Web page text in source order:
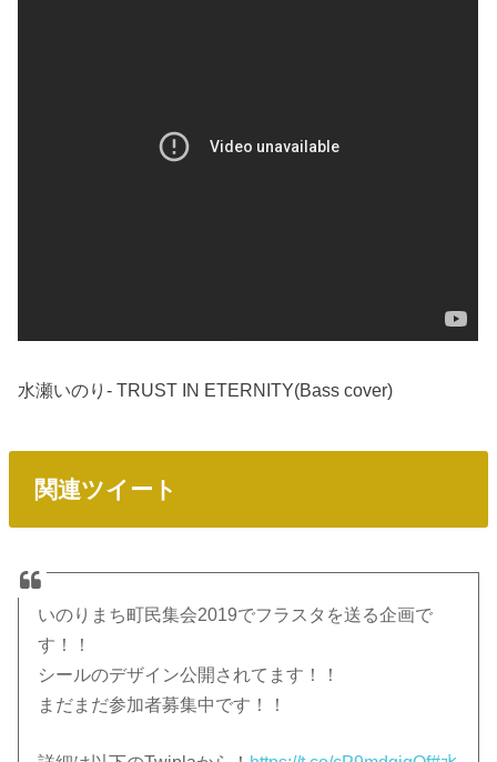
水瀬いのり- TRUST IN ETERNITY(Bass cover)
関連ツイート
いのりまち町民集会2019でフラスタを送る企画で
す！！
シールのデザイン公開されてます！！
まだまだ参加者募集中です！！